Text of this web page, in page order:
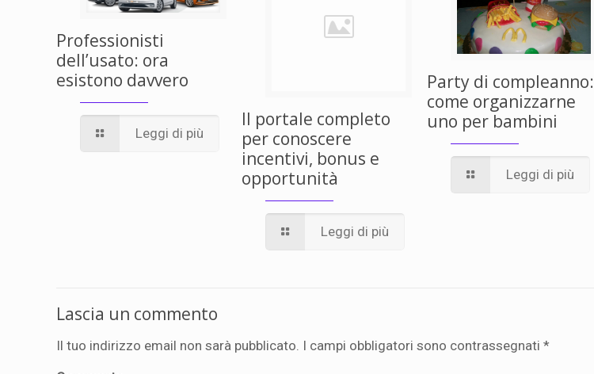
Professionisti
dell’usato: ora
esistono davvero
Leggi di più
Il portale completo
per conoscere
incentivi, bonus e
opportunità
Leggi di più
Party di compleanno:
come organizzarne
uno per bambini
Leggi di più
Lascia un commento
Il tuo indirizzo email non sarà pubblicato. I campi obbligatori sono contrassegnati*